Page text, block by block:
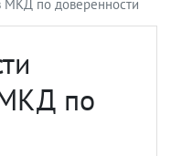
МКД по доверенности
МКД по